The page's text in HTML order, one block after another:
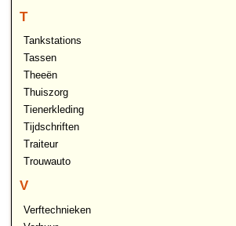
T
Tankstations
Tassen
Theeën
Thuiszorg
Tienerkleding
Tijdschriften
Traiteur
Trouwauto
V
Verftechnieken